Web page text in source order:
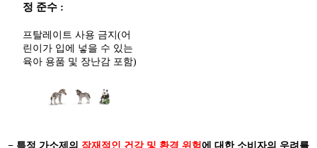
정 준수 :
프탈레이트 사용 금지(어
린이가 입에 넣을 수 있는
육아 용품 및 장난감 포함)
− 특정 가소제의 잠재적인 건강 및 환경 위험에 대한 소비자의 우려를